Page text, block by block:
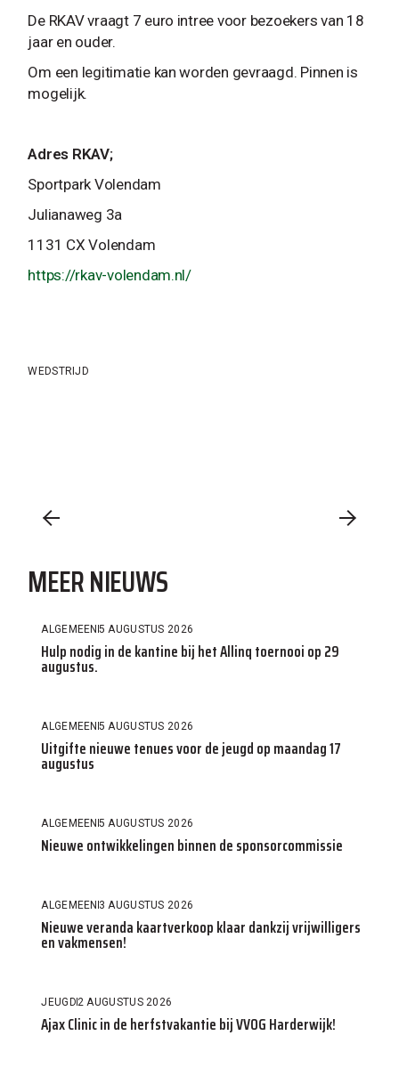
De RKAV vraagt 7 euro intree voor bezoekers van 18
jaar en ouder.
Om een legitimatie kan worden gevraagd. Pinnen is
mogelijk.
Adres RKAV;
Sportpark Volendam
Julianaweg 3a
1131 CX Volendam
https://rkav-volendam.nl/
WEDSTRIJD
MEER NIEUWS
ALGEMEEN5 AUGUSTUS 2026
Hulp nodig in de kantine bij het Allinq toernooi op 29
augustus.
ALGEMEEN5 AUGUSTUS 2026
Uitgifte nieuwe tenues voor de jeugd op maandag 17
augustus
ALGEMEEN5 AUGUSTUS 2026
Nieuwe ontwikkelingen binnen de sponsorcommissie
ALGEMEEN3 AUGUSTUS 2026
Nieuwe veranda kaartverkoop klaar dankzij vrijwilligers
en vakmensen!
JEUGD2 AUGUSTUS 2026
Ajax Clinic in de herfstvakantie bij VVOG Harderwijk!